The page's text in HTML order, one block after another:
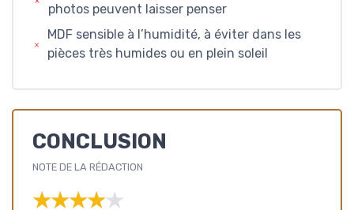
photos peuvent laisser penser
MDF sensible à l’humidité, à éviter dans les
pièces très humides ou en plein soleil
CONCLUSION
NOTE DE LA RÉDACTION
★★★★★
★★★★★